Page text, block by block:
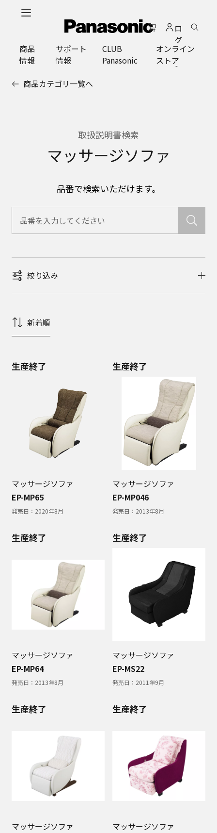
ロ
グ
イ
ン
商品
情報
サポート
情報
CLUB
Panasonic
オンライン
ストア
商品カテゴリ一覧へ
取扱説明書検索
マッサージソファ
品番で検索いただけます。
絞り込み
新着順
生産終了
マッサージソファ
EP-MP65
発売日： 2020年8月
生産終了
マッサージソファ
EP-MP046
発売日： 2013年8月
生産終了
マッサージソファ
EP-MP64
発売日： 2013年8月
生産終了
マッサージソファ
EP-MS22
発売日： 2011年9月
生産終了
マッサージソファ
生産終了
マッサージソファ